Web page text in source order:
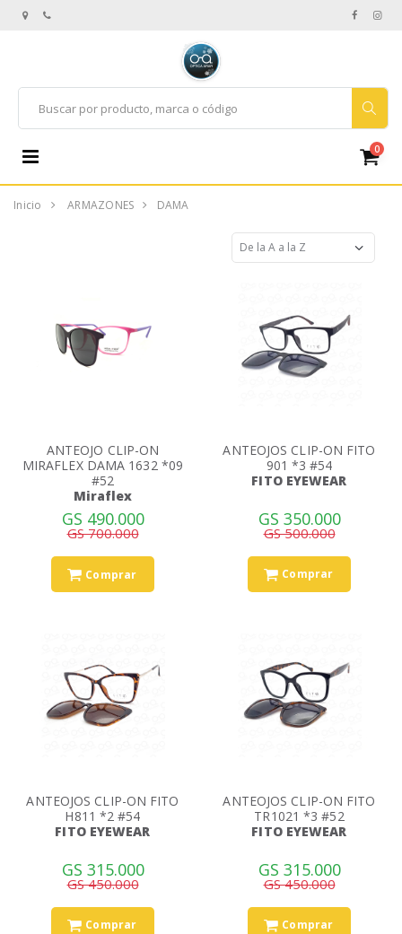
0
Inicio ARMAZONES DAMA
ANTEOJO CLIP-ON
MIRAFLEX DAMA 1632 *09
#52
Miraflex
GS 490.000
GS 700.000
Comprar
ANTEOJOS CLIP-ON FITO
901 *3 #54
FITO EYEWEAR
GS 350.000
GS 500.000
Comprar
ANTEOJOS CLIP-ON FITO
H811 *2 #54
FITO EYEWEAR
GS 315.000
GS 450.000
Comprar
ANTEOJOS CLIP-ON FITO
TR1021 *3 #52
FITO EYEWEAR
GS 315.000
GS 450.000
Comprar